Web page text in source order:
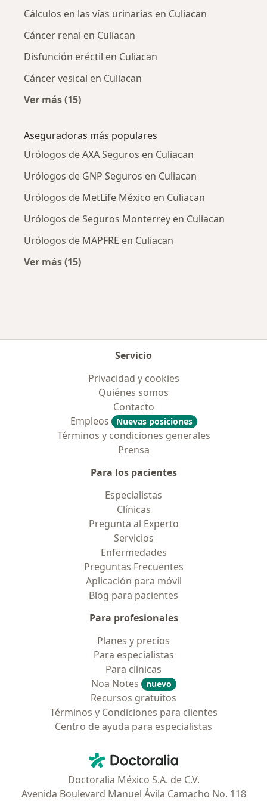
Cálculos en las vías urinarias en Culiacan
Cáncer renal en Culiacan
Disfunción eréctil en Culiacan
Cáncer vesical en Culiacan
Ver más (15)
Aseguradoras más populares
Urólogos de AXA Seguros en Culiacan
Urólogos de GNP Seguros en Culiacan
Urólogos de MetLife México en Culiacan
Urólogos de Seguros Monterrey en Culiacan
Urólogos de MAPFRE en Culiacan
Ver más (15)
Servicio
Privacidad y cookies
Quiénes somos
Contacto
Empleos
Nuevas posiciones
Términos y condiciones generales
Prensa
Para los pacientes
Especialistas
Clínicas
Pregunta al Experto
Servicios
Enfermedades
Preguntas Frecuentes
Aplicación para móvil
Blog para pacientes
Para profesionales
Planes y precios
Para especialistas
Para clínicas
Noa Notes
nuevo
Recursos gratuitos
Términos y Condiciones para clientes
Centro de ayuda para especialistas
Doctoralia - Página de inicio
Doctoralia México S.A. de C.V.
Avenida Boulevard Manuel Ávila Camacho No. 118